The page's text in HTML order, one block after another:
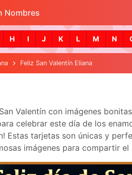
Nombres
H I J K L M N
Feliz San Valentín Eliana
Valentín con imágenes
celebrar este día de los
Estas tarjetas son únicas y
imágenes para compartir